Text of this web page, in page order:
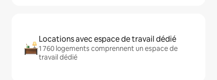
Locations avec espace de travail dédié
1 760 logements comprennent un espace de
travail dédié